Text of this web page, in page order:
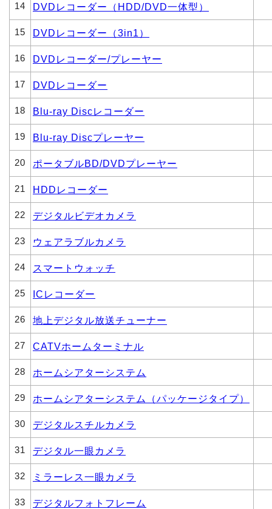
14 DVDレコーダー（HDD/DVD一体型）
15 DVDレコーダー（3in1）
16 DVDレコーダー/プレーヤー
17 DVDレコーダー
18 Blu-ray Discレコーダー
19 Blu-ray Discプレーヤー
20 ポータブルBD/DVDプレーヤー
21 HDDレコーダー
22 デジタルビデオカメラ
23 ウェアラブルカメラ
24 スマートウォッチ
25 ICレコーダー
26 地上デジタル放送チューナー
27 CATVホームターミナル
28 ホームシアターシステム
29 ホームシアターシステム（パッケージタイプ）
30 デジタルスチルカメラ
31 デジタル一眼カメラ
32 ミラーレス一眼カメラ
33 デジタルフォトフレーム